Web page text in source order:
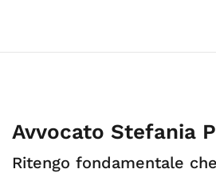
Avvocato Stefania
Ritengo fondamentale